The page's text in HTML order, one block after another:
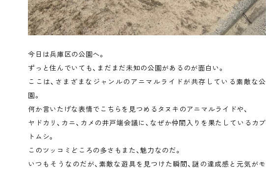
今日は兵庫区の公園へ。
ずっと住んでいても、まだまだ未知の公園があるのが面白い。
ここは、さまざまなジャンルのアニマルライドが共存している素敵な公
園。
何か言いたげな表情でこちらを見つめるタヌキのアニマルライドや、
ヤドカリ、カニ、カメの井戸端会議に、なぜか仲間入りを果たしているカブ
トムシ。
このツッコミどころの多さもまた、魅力なのだ。
いつもそうなのだが、素敵な遊具を見つけた瞬間、謎の達成感と元気がモ